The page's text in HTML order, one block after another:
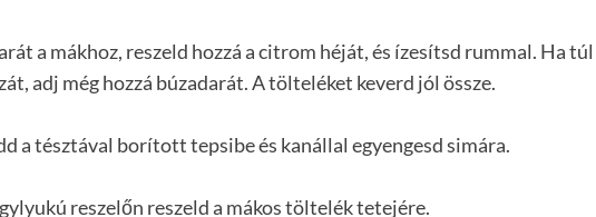
a mákhoz, reszeld hozzá a citrom héját, és ízesítsd rummal. Ha túl
adj még hozzá búzadarát. A tölteléket keverd jól össze.
a tésztával borított tepsibe és kanállal egyengesd simára.
reszelőn reszeld a mákos töltelék tetejére.